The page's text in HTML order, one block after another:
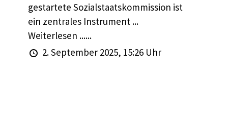
gestartete Sozialstaatskommission ist
ein zentrales Instrument ...
Weiterlesen ......
2. September 2025, 15:26 Uhr